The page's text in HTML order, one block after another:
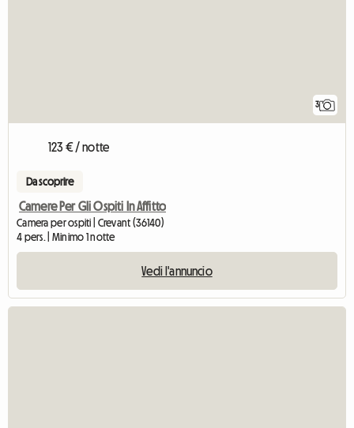
3
123 € / notte
Da scoprire
Camere Per Gli Ospiti In Affitto
Camera per ospiti | Crevant (36140)
4 pers. | Minimo 1 notte
Vedi l'annuncio